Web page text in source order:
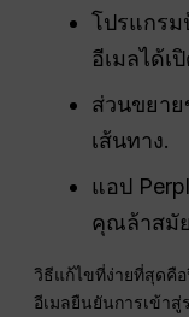
โปรแกร
อีเมลได้เ
ส่วนขยาย
เส้นทาง.
แอป
คุณล้าสมั
วิธีแก้ไขที่ง่ายที่สุดคื
อีเมลยืนยันการเข้า